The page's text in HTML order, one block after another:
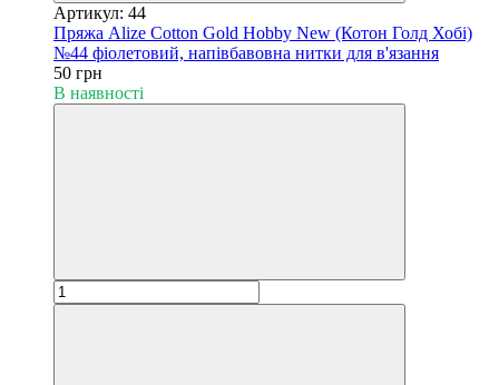
Артикул: 44
Пряжа Alize Cotton Gold Hobby New (Котон Голд Хобі)
№44 фіолетовий, напівбавовна нитки для в'язання
50 грн
В наявності